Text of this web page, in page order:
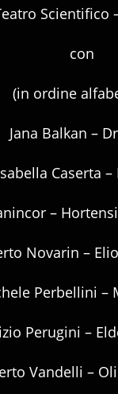
Scientifico
con
(in ordine
Jana Balkan –
Caserta –
–
Novarin –
Perbellini –
Perugini –
Vandelli –